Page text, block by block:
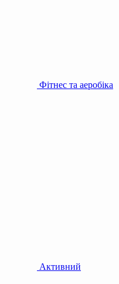
Фітнес та аеробіка
Активний